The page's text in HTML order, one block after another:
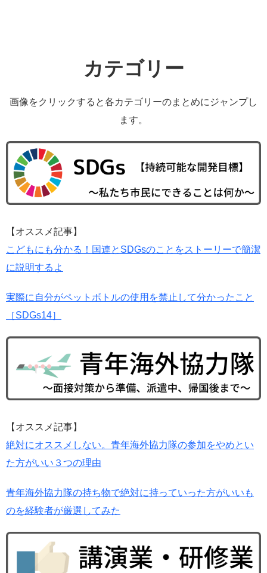
カテゴリー
画像をクリックすると各カテゴリーのまとめにジャンプし
ます。
【オススメ記事】
こどもにも分かる！国連とSDGsのことをストーリーで簡潔
に説明するよ
実際に自分がペットボトルの使用を禁止して分かったこと
［SDGs14］
【オススメ記事】
絶対にオススメしない。青年海外協力隊の参加をやめとい
た方がいい３つの理由
青年海外協力隊の持ち物で絶対に持っていった方がいいも
のを経験者が厳選してみた